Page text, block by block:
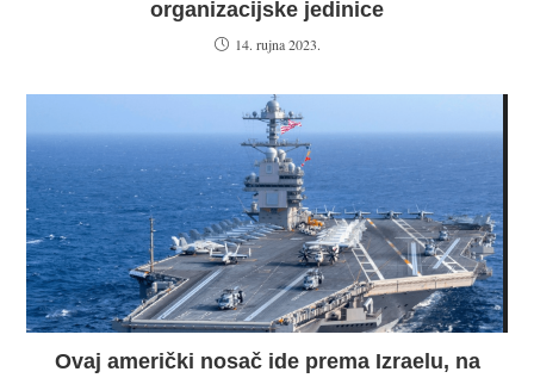
organizacijske jedinice
14. rujna 2023.
Ovaj američki nosač ide prema Izraelu, na